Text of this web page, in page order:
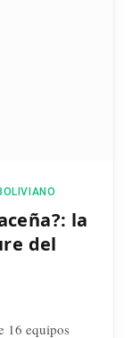
la
del
16 equipos